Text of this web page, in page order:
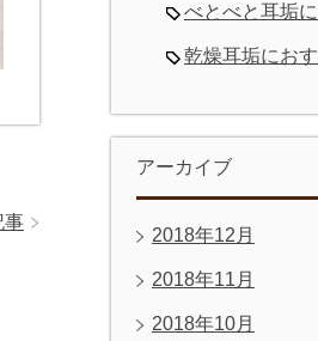
事
べとべと耳垢
乾燥耳垢にお
アーカイブ
2018年12月
2018年11月
2018年10月